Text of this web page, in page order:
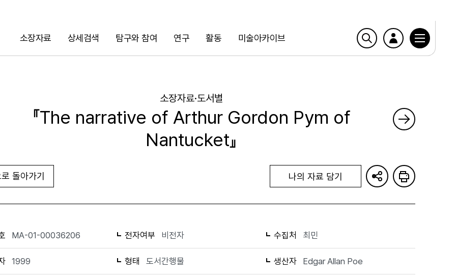
소장자료 상세검색 탐구와 참여 연구 활동 미술아카이브
검색
소장자료·도서별
『The narrative of Arthur Gordon Pym of
Nantucket』
돌아가기 나의 자료 담기
MA-01-00036206 전자여부 비전자 수집처 최민
1999 형태 도서간행물 생산자 Edgar Allan Poe